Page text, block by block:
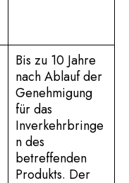
Bis zu 10 Jahre
nach Ablauf der
Genehmigung
für das
Inverkehrbringe
n des
betreffenden
Produkts. Der